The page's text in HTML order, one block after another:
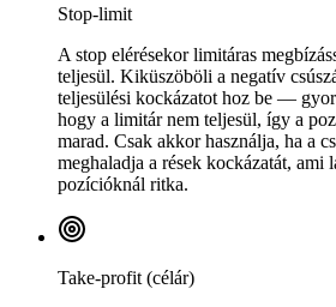
Stop-limit
A stop elérésekor limitáras
teljesül. Kiküszöböli a negatív
teljesülési kockázatot hoz be —
hogy a limitár nem teljesül, így a
marad. Csak akkor használja, ha a
meghaladja a rések kockázatát, ami
pozícióknál ritka.
Take-profit (célár)